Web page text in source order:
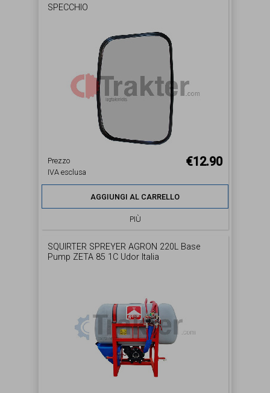
SPECCHIO
Prezzo
IVA esclusa
€12.90
AGGIUNGI AL CARRELLO
PIÙ
SQUIRTER SPREYER AGRON 220L Base
Pump ZETA 85 1C Udor Italia